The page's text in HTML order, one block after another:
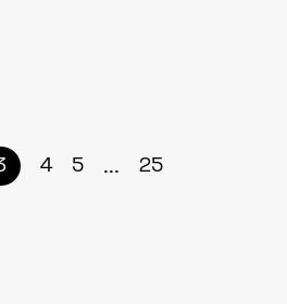
4 5 ... 25